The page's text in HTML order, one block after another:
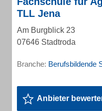
TLL Jena
Am Burgblick 23
07646 Stadtroda
Branche: Berufsbildende
Anbieter